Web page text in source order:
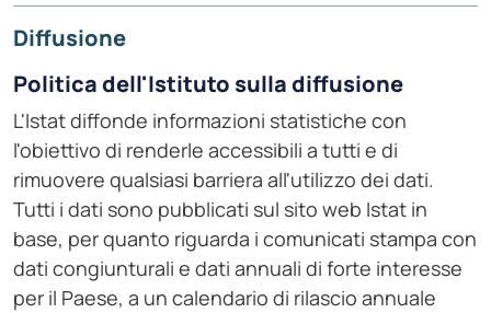
Diffusione
Politica dell'Istituto sulla diffusione
L'Istat diffonde informazioni statistiche con
l'obiettivo di renderle accessibili a tutti e di
rimuovere qualsiasi barriera all'utilizzo dei dati.
Tutti i dati sono pubblicati sul sito web Istat in
base, per quanto riguarda i comunicati stampa con
dati congiunturali e dati annuali di forte interesse
per il Paese, a un calendario di rilascio annuale